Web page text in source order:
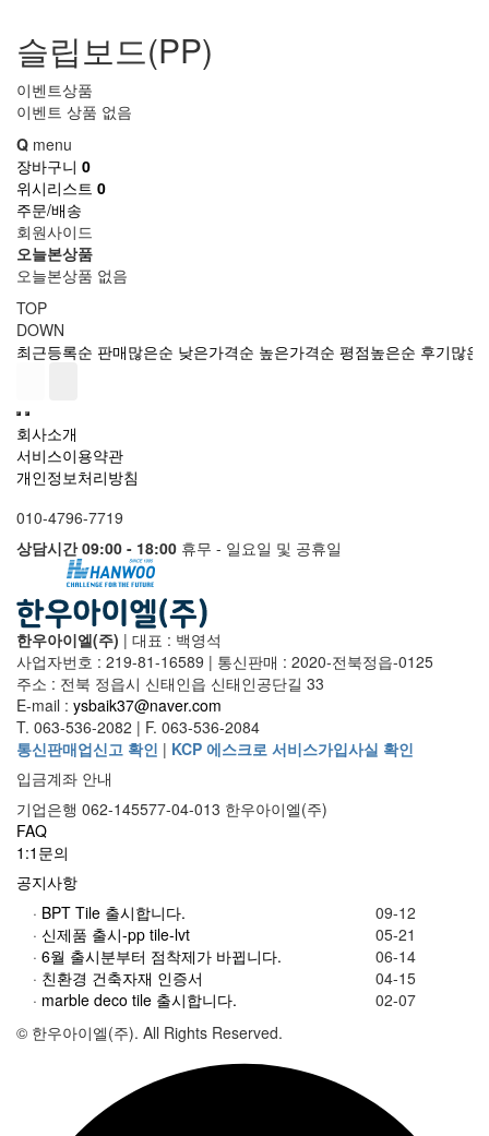
슬립보드(PP)
이벤트상품
이벤트 상품 없음
Q menu
장바구니 0
위시리스트 0
주문/배송
회원사이드
오늘본상품
오늘본상품 없음
TOP
DOWN
최근등록순 판매많은순 낮은가격순 높은가격순 평점높은순 후기많은
회사소개
서비스이용약관
개인정보처리방침
010-4796-7719
상담시간 09:00 - 18:00 휴무 - 일요일 및 공휴일
한우아이엘(주) | 대표 : 백영석
사업자번호 : 219-81-16589 | 통신판매 : 2020-전북정읍-0125
주소 : 전북 정읍시 신태인읍 신태인공단길 33
E-mail : ysbaik37@naver.com
T. 063-536-2082 | F. 063-536-2084
통신판매업신고 확인 | KCP 에스크로 서비스가입사실 확인
입금계좌 안내
기업은행 062-145577-04-013 한우아이엘(주)
FAQ
1:1문의
공지사항
· BPT Tile 출시합니다.
09-12
· 신제품 출시-pp tile-lvt
05-21
· 6월 출시분부터 점착제가 바뀝니다.
06-14
· 친환경 건축자재 인증서
04-15
· marble deco tile 출시합니다.
02-07
© 한우아이엘(주). All Rights Reserved.